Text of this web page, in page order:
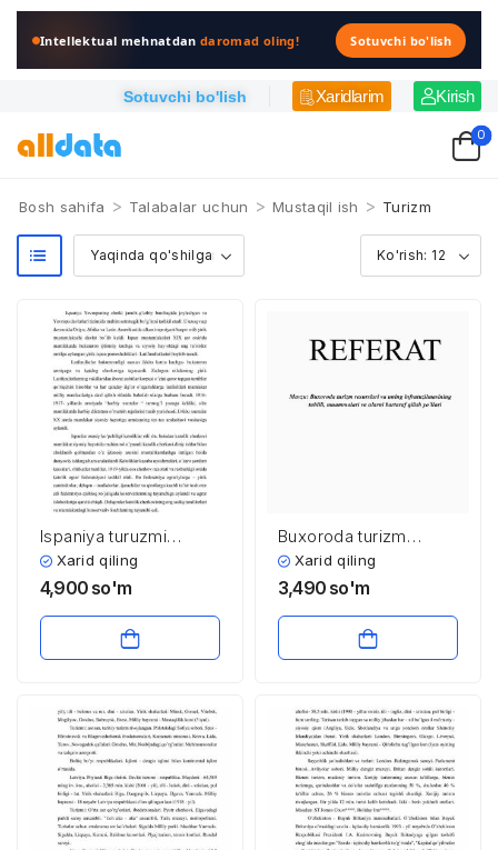
Intellektual mehnatdandaromad oling! Sotuvchi bo'lish
Sotuvchi bo'lish Xaridlarim Kirish
0
Bosh sahifa > Talabalar uchun > Mustaqil ish > Turizm
Ispaniya turuzmi
rivojlanishi
Xarid qiling
4,900 so'm
Buxoroda turizm
resurslari va uning
infratuzilmasining
ularni bartaraf qilish
yo’llari
Xarid qiling
3,490 so'm